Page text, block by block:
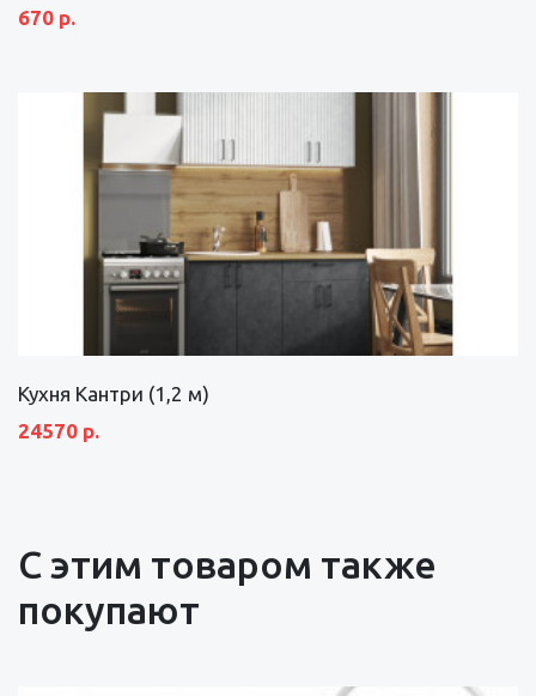
670 р.
Кухня Кантри (1,2 м)
24570 р.
С этим товаром также
покупают